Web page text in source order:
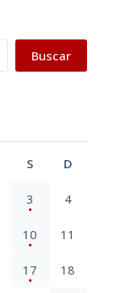
Buscar
S D
3 4
10 11
17 18